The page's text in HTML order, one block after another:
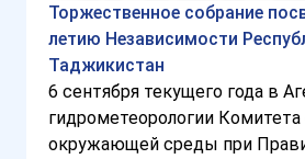
Торжественное собрание
летию Независимости
Таджикистан
6 сентября текущего года в
гидрометеорологии
окружающей среды при